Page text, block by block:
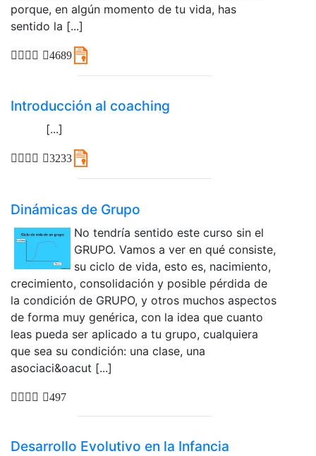
porque, en algún momento de tu vida, has
sentido la [...]
4689
Introducción al coaching
[...]
3233
Dinámicas de Grupo
No tendría sentido este curso sin el
GRUPO. Vamos a ver en qué consiste,
su ciclo de vida, esto es, nacimiento,
crecimiento, consolidación y posible pérdida de
la condición de GRUPO, y otros muchos aspectos
de forma muy genérica, con la idea que cuanto
leas pueda ser aplicado a tu grupo, cualquiera
que sea su condición: una clase, una
asociaci&oacut [...]
497
Desarrollo Evolutivo en la Infancia